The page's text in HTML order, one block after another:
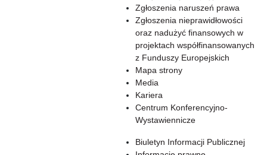
Zgłoszenia naruszeń prawa
Zgłoszenia nieprawidłowości
oraz nadużyć finansowych w
projektach współfinansowanych
z Funduszy Europejskich
Mapa strony
Media
Kariera
Centrum Konferencyjno-
Wystawiennicze
Biuletyn Informacji Publicznej